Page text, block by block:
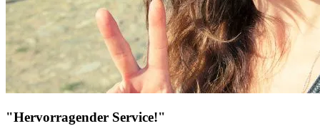
"Hervorragender Service!"